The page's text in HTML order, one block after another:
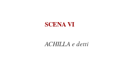
SCENA VI
ACHILLA e detti